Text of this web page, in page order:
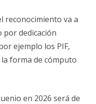
reconocimiento va a
dedicación
ejemplo los PIF,
forma de cómputo
en 2026 será de